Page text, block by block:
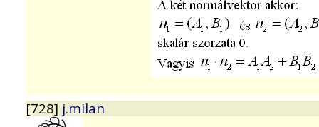
[728] j.milan